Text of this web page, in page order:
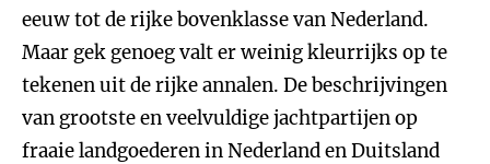
eeuw tot de rijke bovenklasse van Nederland.
Maar gek genoeg valt er weinig kleurrijks op te
tekenen uit de rijke annalen. De beschrijvingen
van grootste en veelvuldige jachtpartijen op
fraaie landgoederen in Nederland en Duitsland